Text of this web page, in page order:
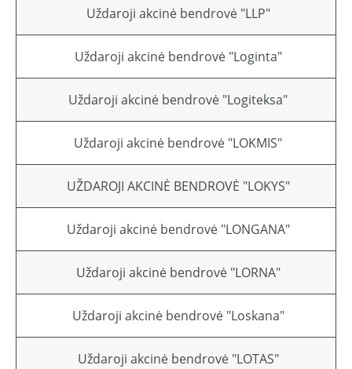
Uždaroji akcinė bendrovė "LLP"
Uždaroji akcinė bendrovė "Loginta"
Uždaroji akcinė bendrovė "Logiteksa"
Uždaroji akcinė bendrovė "LOKMIS"
UŽDAROJI AKCINĖ BENDROVĖ "LOKYS"
Uždaroji akcinė bendrovė "LONGANA"
Uždaroji akcinė bendrovė "LORNA"
Uždaroji akcinė bendrovė "Loskana"
Uždaroji akcinė bendrovė "LOTAS"